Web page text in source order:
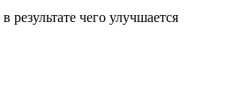
чего улучшается